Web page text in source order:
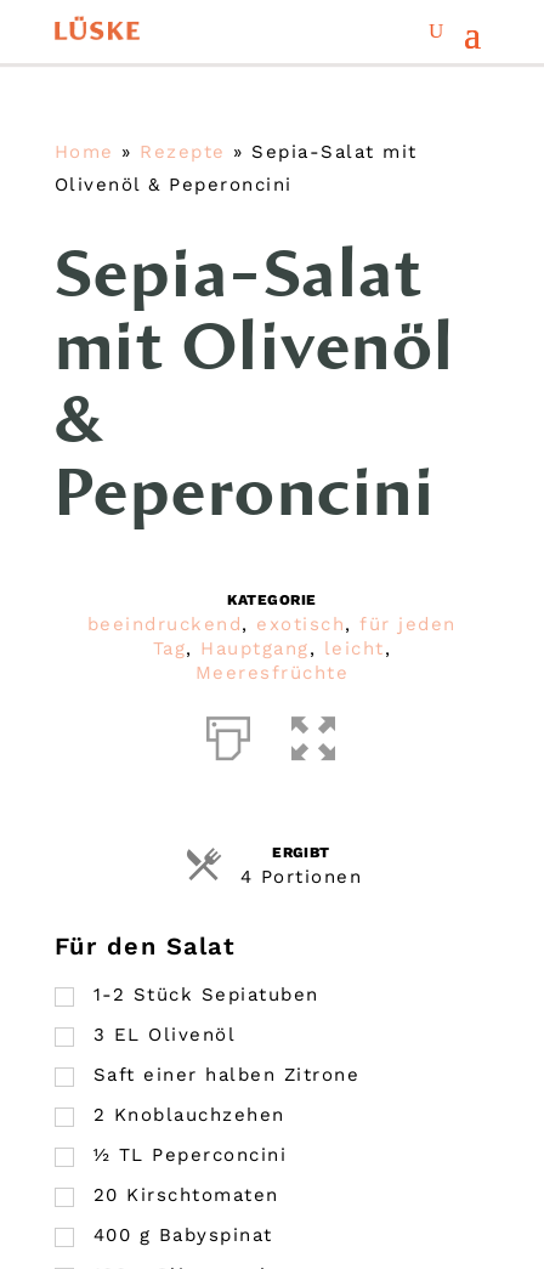
Home » Rezepte » Sepia-Salat mit
Olivenöl & Peperoncini
Sepia-Salat
mit Olivenöl
&
Peperoncini
KATEGORIE
beeindruckend, exotisch,für jeden
Tag, Hauptgang, leicht,
Meeresfrüchte
ERGIBT
4 Portionen
Für den Salat
1-2 Stück Sepiatuben
3 EL Olivenöl
Saft einer halben Zitrone
2 Knoblauchzehen
½ TL Peperconcini
20 Kirschtomaten
400 g Babyspinat